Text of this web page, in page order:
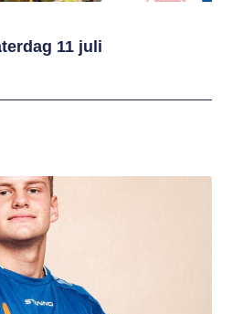
11 juli